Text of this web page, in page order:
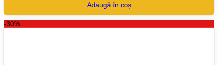
fost:
250,00 lei.
Adaugă în coș
-30%